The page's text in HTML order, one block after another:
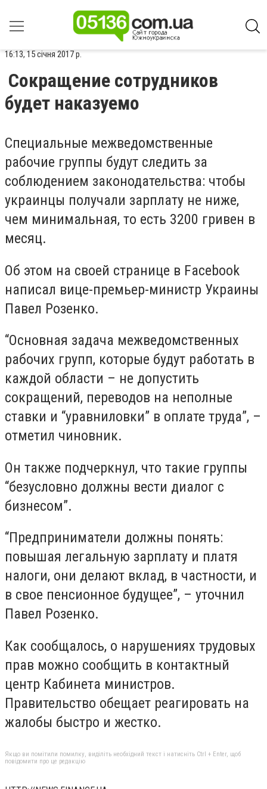
16:13, 15 січня 2017 р.
Сокращение сотрудников
будет наказуемо
Специальные межведомственные
рабочие группы будут следить за
соблюдением законодательства: чтобы
украинцы получали зарплату не ниже,
чем минимальная, то есть 3200 гривен в
месяц.
Об этом на своей странице в Facebook
написал вице-премьер-министр Украины
Павел Розенко.
“Основная задача межведомственных
рабочих групп, которые будут работать в
каждой области – не допустить
сокращений, переводов на неполные
ставки и “уравниловки” в оплате труда”, –
отметил чиновник.
Он также подчеркнул, что такие группы
“безусловно должны вести диалог с
бизнесом”.
“Предприниматели должны понять:
повышая легальную зарплату и платя
налоги, они делают вклад, в частности, и
в свое пенсионное будущее”, – уточнил
Павел Розенко.
Как сообщалось, о нарушениях трудовых
прав можно сообщить в контактный
центр Кабинета министров.
Правительство обещает реагировать на
жалобы быстро и жестко.
Якщо ви помітили помилку, виділіть необхідний текст і натисніть Ctrl + Enter, щоб
повідомити про це редакцію